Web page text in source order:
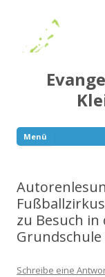
Menü
zu Besuch in
Schreibe eine